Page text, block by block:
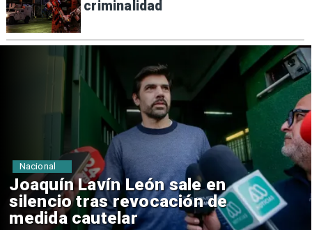
criminalidad
Chile y Venezuela formalizan
reinicio de relaciones
consulares
Nacional